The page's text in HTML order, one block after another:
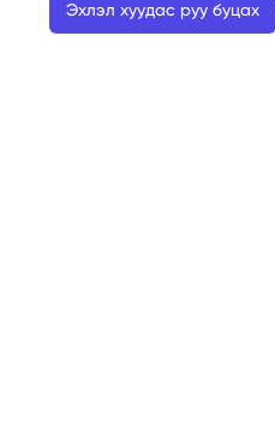
Эхлэл хуудас руу буцах